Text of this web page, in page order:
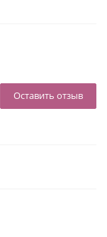
Оставить отзыв